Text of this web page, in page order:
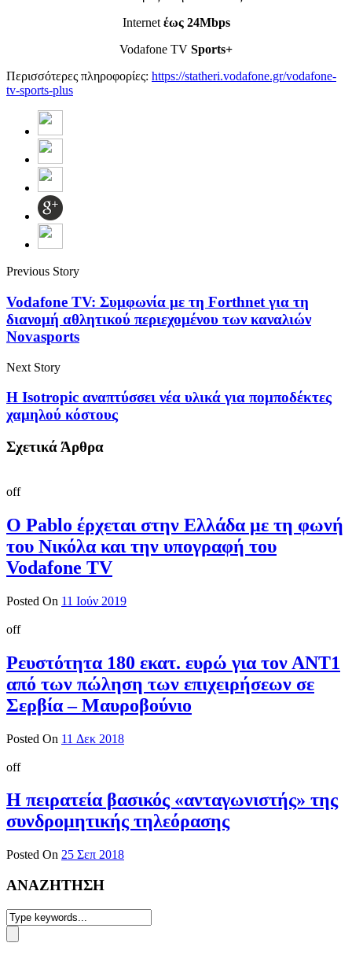
Internet έως 24Mbps
Vodafone TV Sports+
Περισσότερες πληροφορίες: https://statheri.vodafone.gr/vodafone-
tv-sports-plus
Previous Story
Vodafone TV: Συμφωνία με τη Forthnet για τη
διανομή αθλητικού περιεχομένου των καναλιών
Novasports
Next Story
Η Isotropic αναπτύσσει νέα υλικά για πομποδέκτες
χαμηλού κόστους
Σχετικά Άρθρα
off
Ο Pablo έρχεται στην Ελλάδα με τη φωνή
του Νικόλα και την υπογραφή του
Vodafone TV
Posted On 11 Ιούν 2019
off
Ρευστότητα 180 εκατ. ευρώ για τον ΑΝΤ1
από των πώληση των επιχειρήσεων σε
Σερβία – Μαυροβούνιο
Posted On 11 Δεκ 2018
off
Η πειρατεία βασικός «ανταγωνιστής» της
συνδρομητικής τηλεόρασης
Posted On 25 Σεπ 2018
ΑΝΑΖΗΤΗΣΗ